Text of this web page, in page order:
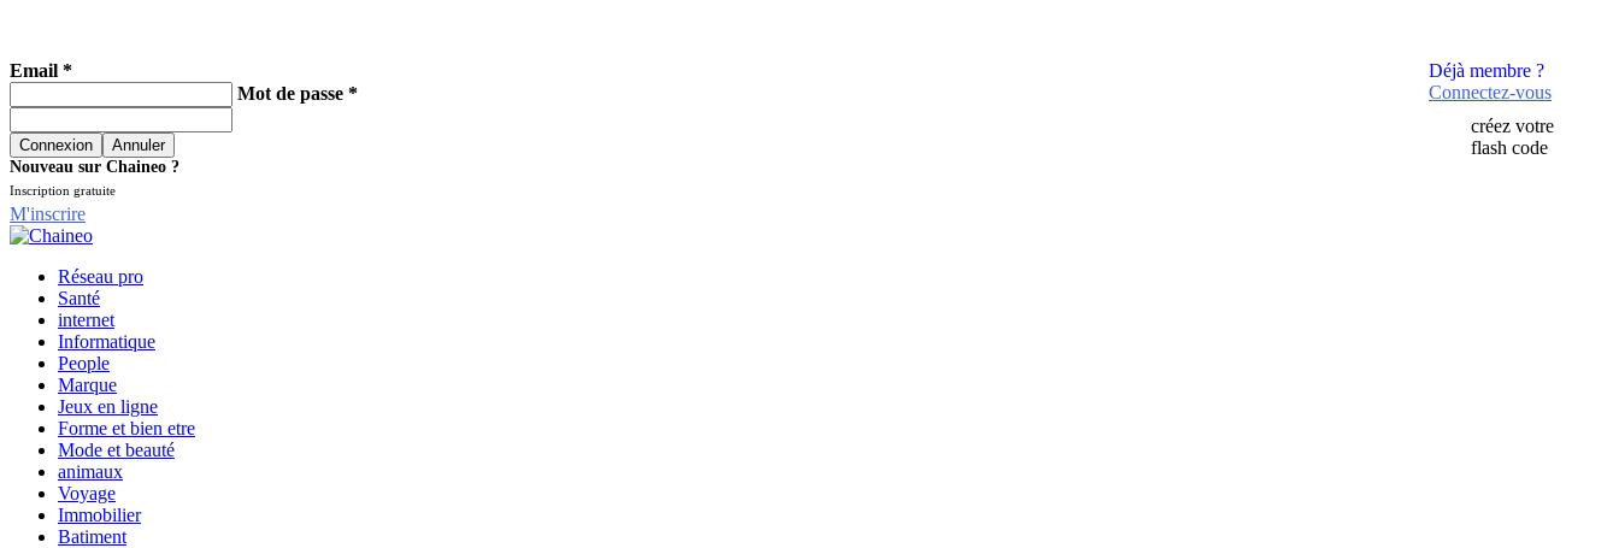
Déjà membre ?
Connectez-vous
créez votre
flash code
Email *
Mot de passe *
Nouveau sur Chaineo ?
Inscription gratuite
M'inscrire
Réseau pro
Santé
internet
Informatique
People
Marque
Jeux en ligne
Forme et bien etre
Mode et beauté
animaux
Voyage
Immobilier
Batiment